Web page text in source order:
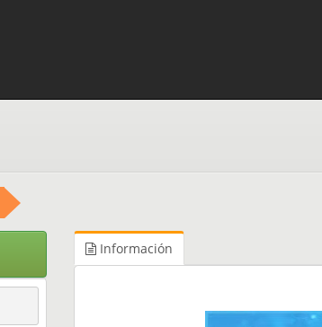
Información